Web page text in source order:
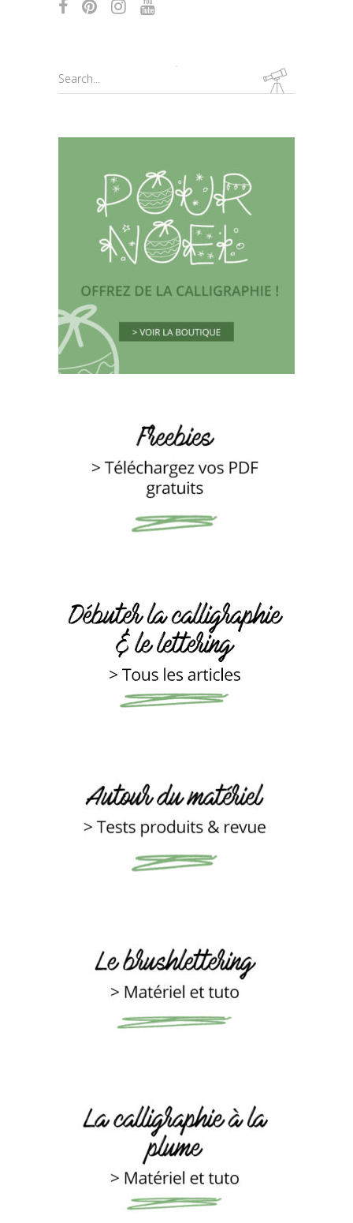
Search